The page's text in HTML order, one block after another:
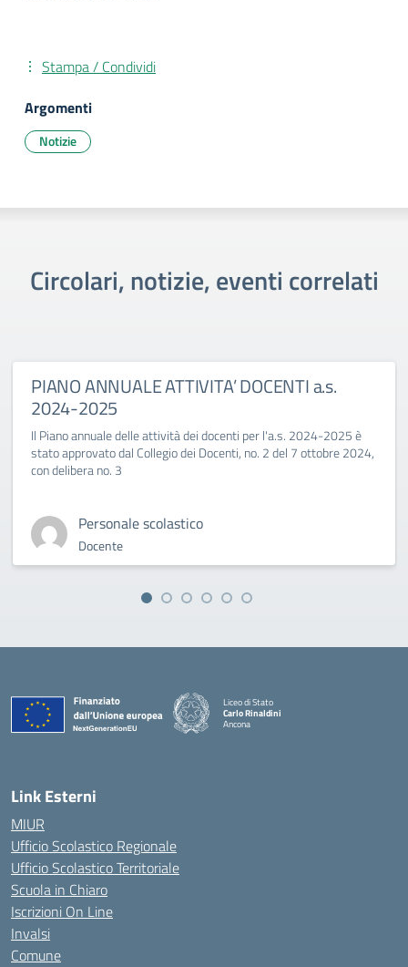
Stampa / Condividi
Argomenti
Notizie
Circolari, notizie, eventi correlati
PIANO ANNUALE ATTIVITA’ DOCENTI a.s.
2024-2025
Il Piano annuale delle attività dei docenti per l'a.s. 2024-2025 è
stato approvato dal Collegio dei Docenti, no. 2 del 7 ottobre 2024,
con delibera no. 3
Personale scolastico
Docente
Liceo di Stato
Carlo Rinaldini
Ancona
Link Esterni
MIUR
Ufficio Scolastico Regionale
Ufficio Scolastico Territoriale
Scuola in Chiaro
Iscrizioni On Line
Invalsi
Comune